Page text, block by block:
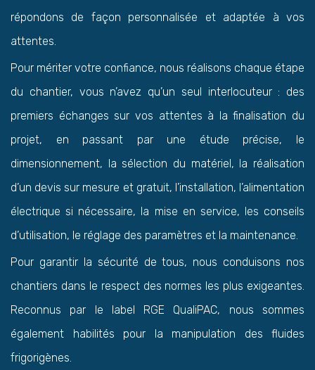
répondons de façon personnalisée et adaptée à vos
attentes.
Pour mériter votre confiance, nous réalisons chaque étape
du chantier, vous n’avez qu’un seul interlocuteur : des
premiers échanges sur vos attentes à la finalisation du
projet, en passant par une étude précise, le
dimensionnement, la sélection du matériel, la réalisation
d’un devis sur mesure et gratuit, l’installation, l’alimentation
électrique si nécessaire, la mise en service, les conseils
d’utilisation, le réglage des paramètres et la maintenance.
Pour garantir la sécurité de tous, nous conduisons nos
chantiers dans le respect des normes les plus exigeantes.
Reconnus par le label RGE QualiPAC, nous sommes
également habilités pour la manipulation des fluides
frigorigènes.